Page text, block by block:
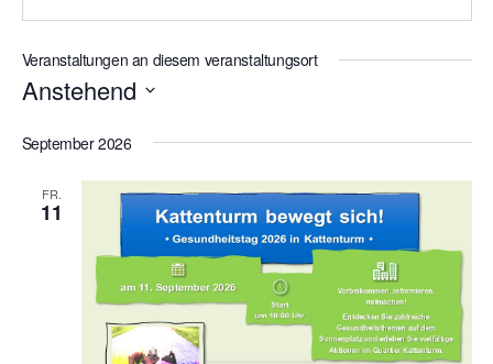
s
Veranstaltungen an diesem veranstaltungsort
Anstehend
a
September 2026
FR.
11